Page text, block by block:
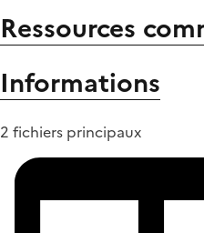
Ressources
Informations
2 fichiers principaux